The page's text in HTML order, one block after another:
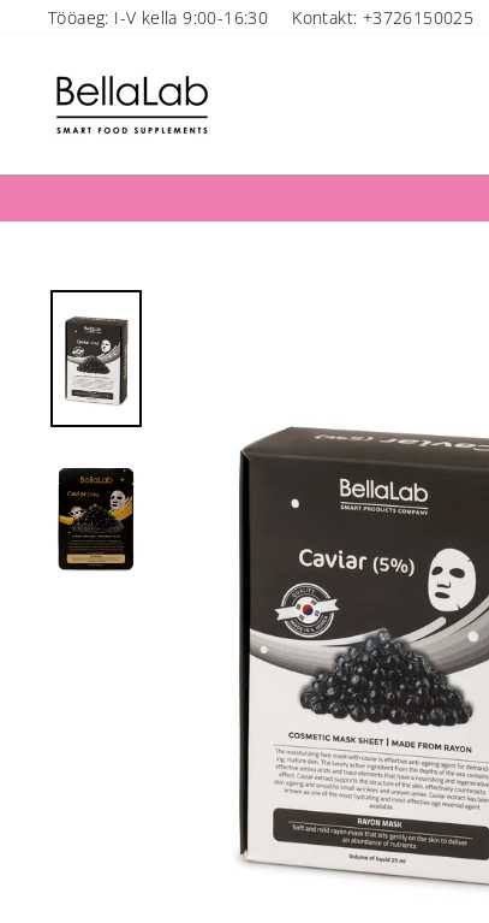
Tööaeg: I-V kella 9:00-16:30 Kontakt: +3726150025